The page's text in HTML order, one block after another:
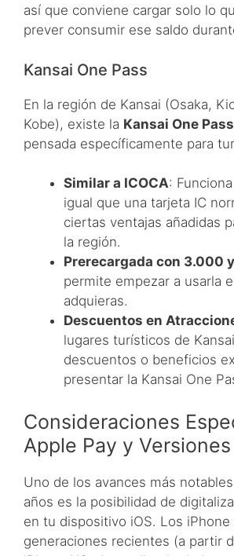
así que conviene cargar solo lo
prever consumir ese saldo
Kansai One Pass
En la región de Kansai (Osaka,
Kobe), existe la Kansai One Pass
pensada específicamente para
Similar a ICOCA:
igual que una tarjeta IC
ciertas ventajas añadidas
la región.
Prerecargada con 3.000
permite empezar a usarla
adquieras.
Descuentos en
lugares turísticos de
descuentos o beneficios
presentar la Kansai One
Consideraciones
Apple Pay y
Uno de los avances más
años es la posibilidad de
en tu dispositivo iOS. Los iPhone
generaciones recientes (a partir